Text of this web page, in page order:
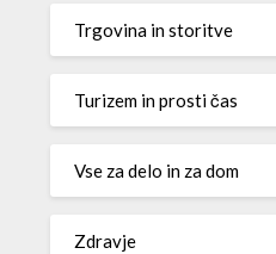
Trgovina in storitve
Turizem in prosti čas
Vse za delo in za dom
Zdravje